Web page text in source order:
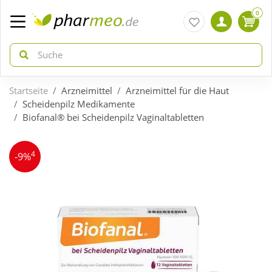
zurück
Aktuelle Coupons
zurück
Arzneimittel
Bio & Genuss
0
Startseite Arzneimittel
Arzneimittel für die Haut
Scheidenpilz Medikamente
Biofanal® bei Scheidenpilz Vaginaltabletten
-9%4